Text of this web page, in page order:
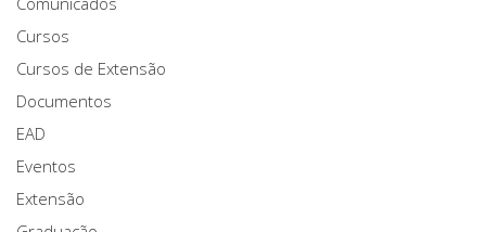
Cursos
Cursos de Extensão
Documentos
EAD
Eventos
Extensão